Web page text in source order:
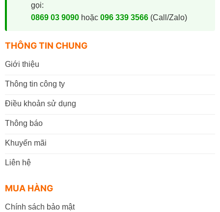
gọi:
0869 03 9090hoặc 096 339 3566(Call/Zalo)
THÔNG TIN CHUNG
Giới thiệu
Thông tin công ty
Điều khoản sử dụng
Thông báo
Khuyến mãi
Liên hệ
MUA HÀNG
Chính sách bảo mật